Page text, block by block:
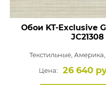
Обои KT-Exclusive
JC21308
Текстильные, Америка,
Цена:
26 640